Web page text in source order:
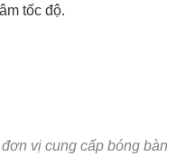
tốc độ.
vị cung cấp bóng bàn